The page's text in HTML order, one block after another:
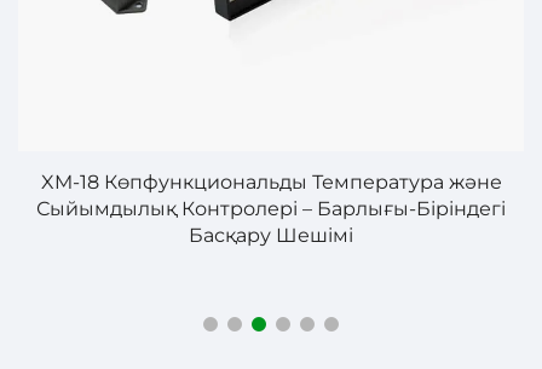
XM-18 Көпфункциональды Температура және
Сыйымдылық Контролері – Барлығы-Біріндегі
Басқару Шешімі